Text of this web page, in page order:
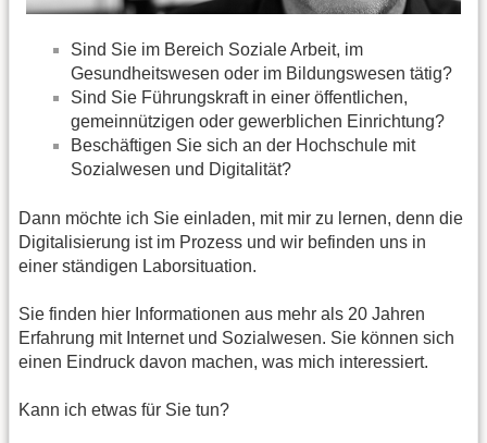
Sind Sie im Bereich Soziale Arbeit, im
Gesundheitswesen oder im Bildungswesen tätig?
Sind Sie Führungskraft in einer öffentlichen,
gemeinnützigen oder gewerblichen Einrichtung?
Beschäftigen Sie sich an der Hochschule mit
Sozialwesen und Digitalität?
Dann möchte ich Sie einladen, mit mir zu lernen, denn die
Digitalisierung ist im Prozess und wir befinden uns in
einer ständigen Laborsituation.
Sie finden hier Informationen aus mehr als 20 Jahren
Erfahrung mit Internet und Sozialwesen. Sie können sich
einen Eindruck davon machen, was mich interessiert.
Kann ich etwas für Sie tun?